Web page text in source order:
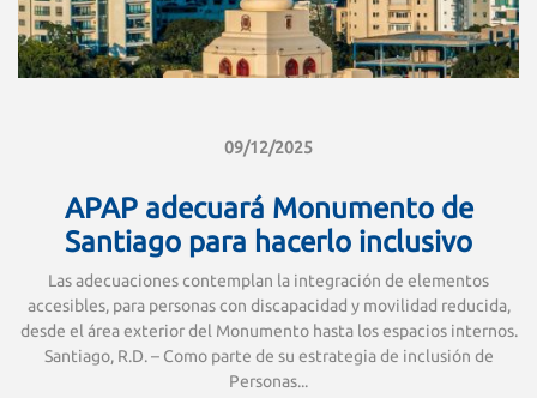
09/12/2025
APAP adecuará Monumento de
Santiago para hacerlo inclusivo
Las adecuaciones contemplan la integración de elementos
accesibles, para personas con discapacidad y movilidad reducida,
desde el área exterior del Monumento hasta los espacios internos.
Santiago, R.D. – Como parte de su estrategia de inclusión de
Personas...